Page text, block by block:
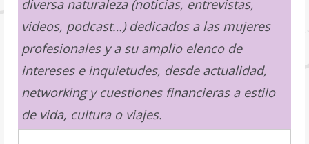
diversa naturaleza (noticias, entrevistas,
videos, podcast…) dedicados a las mujeres
profesionales y a su amplio elenco de
intereses e inquietudes, desde actualidad,
networking y cuestiones financieras a estilo
de vida, cultura o viajes.